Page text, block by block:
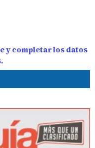
y completar los datos